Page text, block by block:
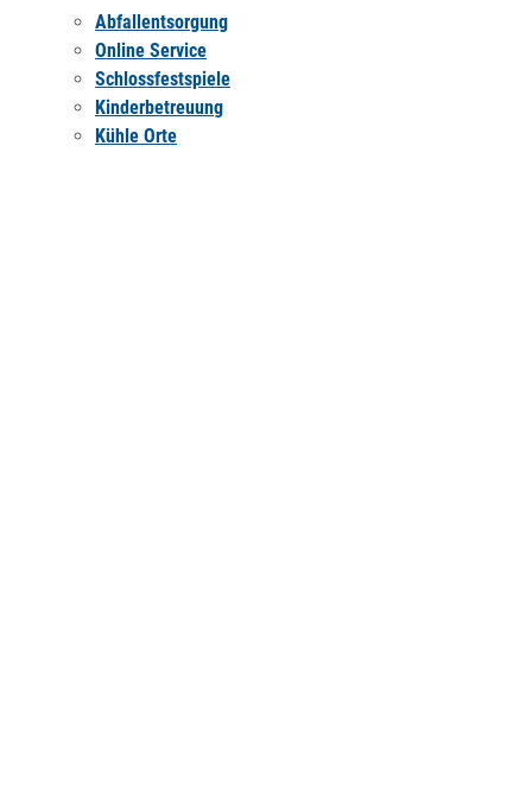
Abfallentsorgung
Online Service
Schlossfestspiele
Kinderbetreuung
Kühle Orte